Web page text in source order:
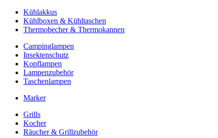
Kühlakkus
Kühlboxen & Kühltaschen
Thermobecher & Thermokannen
Campinglampen
Insektenschutz
Kopflampen
Lampenzubehör
Taschenlampen
Marker
Grills
Kocher
Räucher & Grillzubehör